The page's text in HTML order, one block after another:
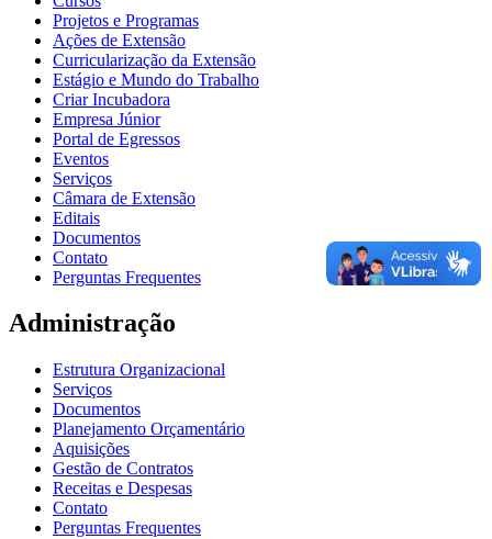
Projetos e Programas
Ações de Extensão
Curricularização da Extensão
Estágio e Mundo do Trabalho
Criar Incubadora
Empresa Júnior
Portal de Egressos
Eventos
Serviços
Câmara de Extensão
Editais
Documentos
Contato
Perguntas Frequentes
Administração
Estrutura Organizacional
Serviços
Documentos
Planejamento Orçamentário
Aquisições
Gestão de Contratos
Receitas e Despesas
Contato
Perguntas Frequentes